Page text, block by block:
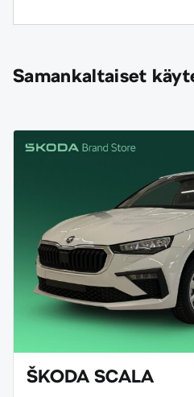
Samankaltaiset
ŠKODA SCALA